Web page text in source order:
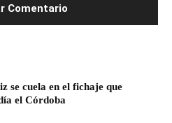
se cuela en el fichaje que
el Córdoba